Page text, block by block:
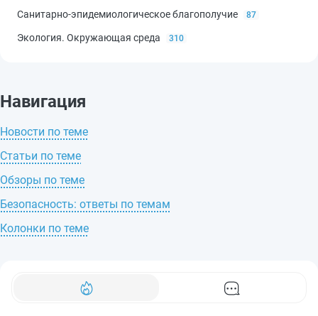
Санитарно-эпидемиологическое благополучие 87
Экология. Окружающая среда 310
Навигация
Новости по теме
Статьи по теме
Обзоры по теме
Безопасность: ответы по темам
Колонки по теме